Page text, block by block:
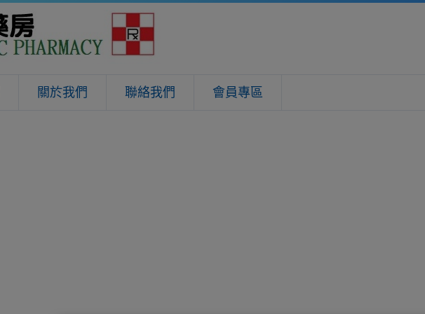
關於我們 聯絡我們 會員專區